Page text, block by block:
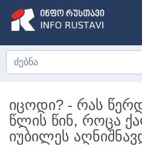
იცოდი? - რას
წლის წინ, როცა
იუბილეს